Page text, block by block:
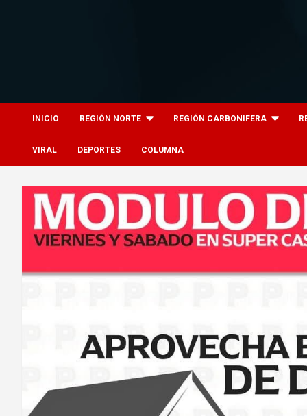
INICIO REGIÓN NORTE REGIÓN CARBONIFERA
VIRAL DEPORTES COLUMNA